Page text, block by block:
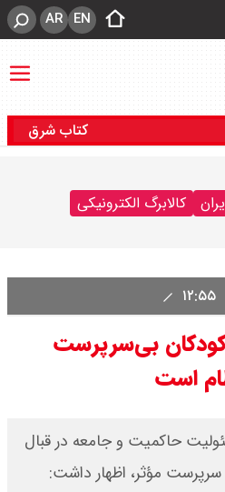
EN
AR
کتاب شرق
کالابرگ الکترونیکی
بی‌سرپرست
است
حاکمیت و جامعه در قبال
مؤثر، اظهار داشت: